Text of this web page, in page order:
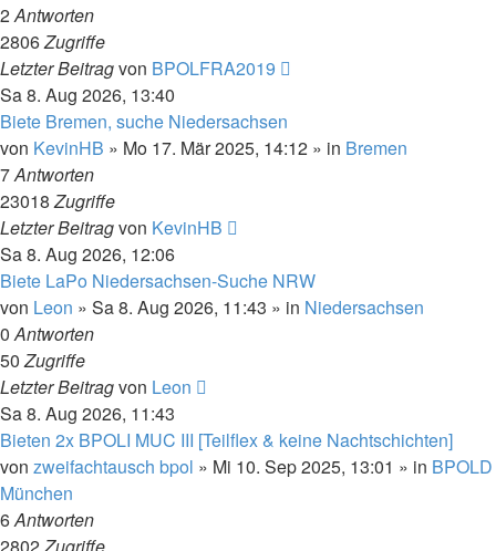
2Antworten
2806Zugriffe
Letzter Beitragvon BPOLFRA2019
Sa 8. Aug 2026, 13:40
Biete Bremen, suche Niedersachsen
von KevinHB » Mo 17. Mär 2025, 14:12 » in Bremen
7Antworten
23018Zugriffe
Letzter Beitragvon KevinHB
Sa 8. Aug 2026, 12:06
Biete LaPo Niedersachsen-Suche NRW
von Leon » Sa 8. Aug 2026, 11:43 » in Niedersachsen
0Antworten
50Zugriffe
Letzter Beitragvon Leon
Sa 8. Aug 2026, 11:43
Bieten 2x BPOLI MUC III [Teilflex & keine Nachtschichten]
von zweifachtausch bpol » Mi 10. Sep 2025, 13:01 » in BPOLD
München
6Antworten